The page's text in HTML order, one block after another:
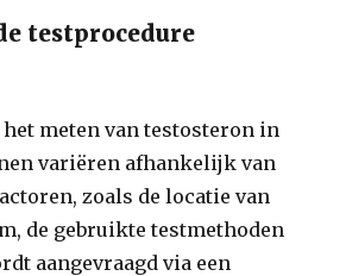
testprocedure
meten van testosteron in
variëren afhankelijk van
zoals de locatie van
de gebruikte testmethoden
aangevraagd via een